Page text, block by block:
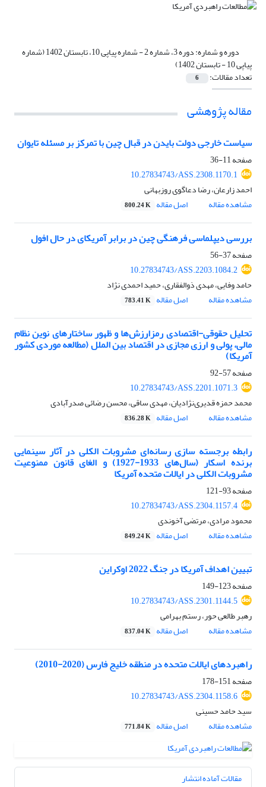
دوره و شماره: دوره 3، شماره 2 - شماره پیاپی 10، تابستان 1402 (شماره
پیاپی 10 - تابستان 1402)
تعداد مقالات: 6
مقاله پژوهشی
سیاست خارجی دولت بایدن در قبال چین با تمرکز بر مسئله تایوان
صفحه11-36
10.27834743/ASS.2308.1170.1
احمد زارعان، رضا دعاگوی روزبهانی
مشاهده مقاله
اصل مقاله 800.24 K
بررسی دیپلماسی فرهنگی چین در برابر آمریکای در حال افول
صفحه37-56
10.27834743/ASS.2203.1084.2
حامد وفایی، مهدی ذوالفقاری، حمید احمدی نژاد
مشاهده مقاله
اصل مقاله 783.41 K
تحلیل حقوقی-اقتصادی رمزارزش‌ها و ظهور ساختارهای نوین نظام
مالی، پولی و ارزی مجازی در اقتصاد بین الملل (مطالعه موردی کشور
آمریکا)
صفحه57-92
10.27834743/ASS.2201.1071.3
محمد حمزه قدیری‌نژادیان، مهدی ساقی، محسن رضائی صدرآبادی
مشاهده مقاله
اصل مقاله 836.28 K
رابطه برجسته سازی رسانه‌ای مشروبات الکلی در آثار سینمایی
برنده اسکار (سال‌های 1933-1927) و الغای قانون ممنوعیت
مشروبات الکلی در ایالات متحده آمریکا
صفحه93-121
10.27834743/ASS.2304.1157.4
محمود مرادی، مرتضی آخوندی
مشاهده مقاله
اصل مقاله 849.24 K
تبیین اهداف آمریکا در جنگ 2022 اوکراین
صفحه123-149
10.27834743/ASS.2301.1144.5
رهبر طالعی حور، رستم بهرامی
مشاهده مقاله
اصل مقاله 837.04 K
راهبردهای ایالات متحده در منطقه خلیج فارس (2020-2010)
صفحه151-178
10.27834743/ASS.2304.1158.6
سید حامد حسینی
مشاهده مقاله
اصل مقاله 771.84 K
مقالات آماده انتشار